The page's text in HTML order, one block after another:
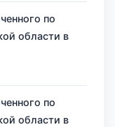
по
области в
по
области в